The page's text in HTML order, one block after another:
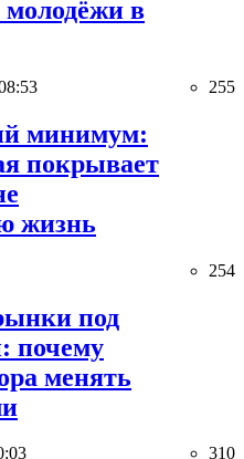
молодёжи в
255
минимум:
покрывает
жизнь
254
под
почему
менять
310